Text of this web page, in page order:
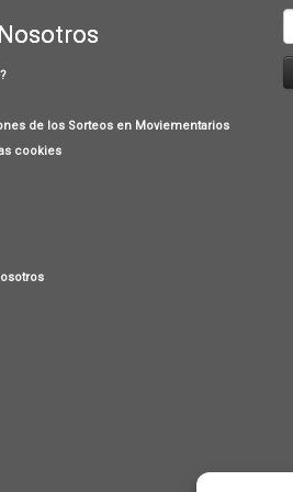
Nosotros
de los Sorteos en Moviementarios
cookies